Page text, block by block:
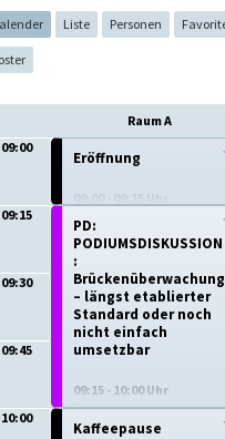
Liste Personen
09:00
09:15
09:30
09:45
10:00
Raum A
Eröffnung
09:00 - 09:15 Uhr
PD:
PODIUMSDISKUSSION
:
Brückenüberwachung
– längst etablierter
Standard oder noch
nicht einfach
umsetzbar
09:15 - 10:00 Uhr
Thema :
Form :Vortrag
Kaffeepause